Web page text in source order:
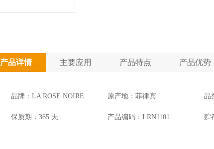
产品详情 主要应用 产品特点 产品优势
品牌：LA ROSE NOIRE 原产地：菲律宾 品
保质期：365 天 产品编码：LRN1101 贮